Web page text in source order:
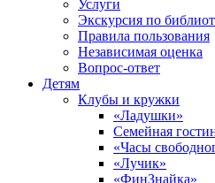
Услуги
Экскурсия по
Правила пользования
Независимая оценка
Вопрос-ответ
Детям
Клубы и кружки
«Ладушки»
Семейная
«Часы
«Лучик»
«ФинЗнайка»